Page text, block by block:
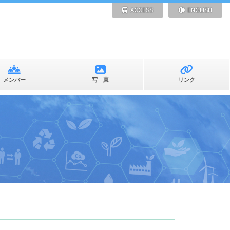
ACCESS ENGLISH
メンバー 写 真 リンク